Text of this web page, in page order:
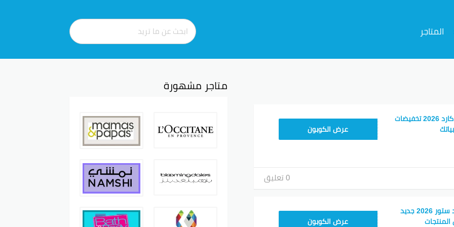
المتاجر
أحدث كود خصم لايك كارد 2026 تخفيضات
عرض الكوبون
0 تعليق
كوبون خصم لايك كارد ستور 2026 جديد
BOBOعرض الكوبون
متاجر مشهورة